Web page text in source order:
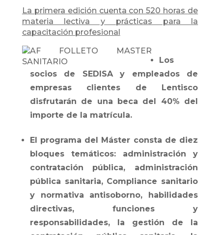
La primera edición cuenta con 520 horas de
materia lectiva y prácticas para la
capacitación profesional
Los
socios de SEDISA y empleados de
empresas clientes de Lentisco
disfrutarán de una beca del 40% del
importe de la matrícula.
El programa del Máster consta de diez
bloques temáticos: administración y
contratación pública, administración
pública sanitaria, Compliance sanitario
y normativa antisoborno, habilidades
directivas, funciones y
responsabilidades, la gestión de la